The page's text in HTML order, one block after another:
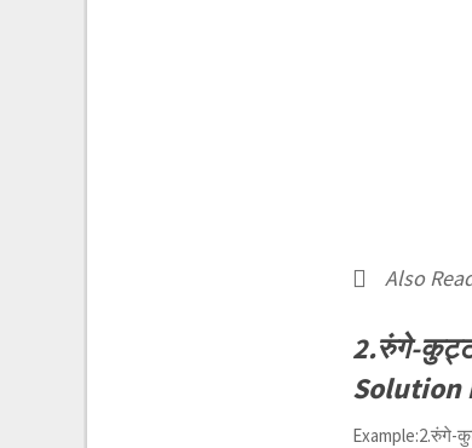
Also
2.रुंगे-
Solution
Example:2.रुंगे-